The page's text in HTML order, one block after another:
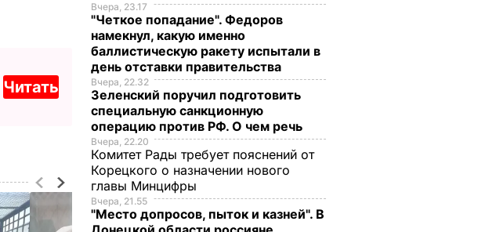
Читать
Вчера, 23.17
"Четкое попадание". Федоров
намекнул, какую именно
баллистическую ракету испытали в
день отставки правительства
Вчера, 22.32
Зеленский поручил подготовить
специальную санкционную
операцию против РФ. О чем речь
Вчера, 22.20
Комитет Рады требует пояснений от
Корецкого о назначении нового
главы Минцифры
Вчера, 21.55
"Место допросов, пыток и казней". В